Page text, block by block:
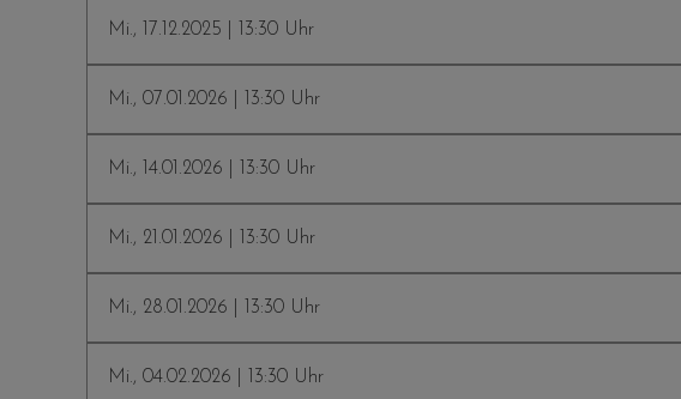
Mi., 17.12.2025 | 13:30 Uhr
Mi., 07.01.2026 | 13:30 Uhr
Mi., 14.01.2026 | 13:30 Uhr
Mi., 21.01.2026 | 13:30 Uhr
Mi., 28.01.2026 | 13:30 Uhr
Mi., 04.02.2026 | 13:30 Uhr